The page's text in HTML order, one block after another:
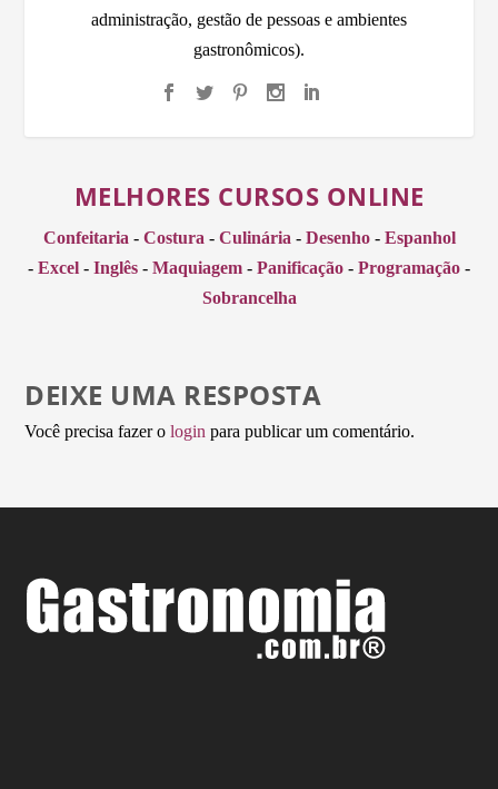
administração, gestão de pessoas e ambientes
gastronômicos).
MELHORES CURSOS ONLINE
Confeitaria - Costura - Culinária - Desenho- Espanhol
- Excel - Inglês - Maquiagem - Panificação - Programação -
Sobrancelha
DEIXE UMA RESPOSTA
Você precisa fazer ologin para publicar um comentário.